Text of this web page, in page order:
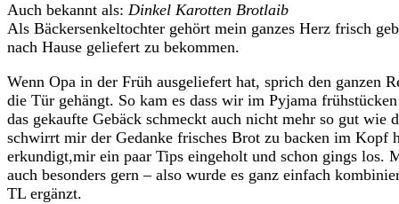
Auch bekannt als: Dinkel Karotten Brotlaib
Als Bäckersenkeltochter gehört mein ganzes Herz frisch
nach Hause geliefert zu bekommen.
Wenn Opa in der Früh ausgeliefert hat, sprich den ganzen
die Tür gehängt. So kam es dass wir im Pyjama
das gekaufte Gebäck schmeckt auch nicht mehr so gut
schwirrt mir der Gedanke frisches Brot zu backen im Kopf
erkundigt,mir ein paar Tips eingeholt und schon gings los.
auch besonders gern – also wurde es ganz einfach
TL ergänzt.